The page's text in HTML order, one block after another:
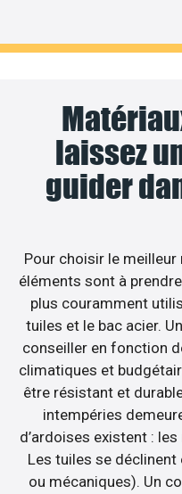
laissez
guider
Pour choisir le
éléments sont à
plus couramment
tuiles et le bac acier.
conseiller en fonction
climatiques et
être résistant et
intempéries
d’ardoises existent :
Les tuiles se
ou mécaniques). Un